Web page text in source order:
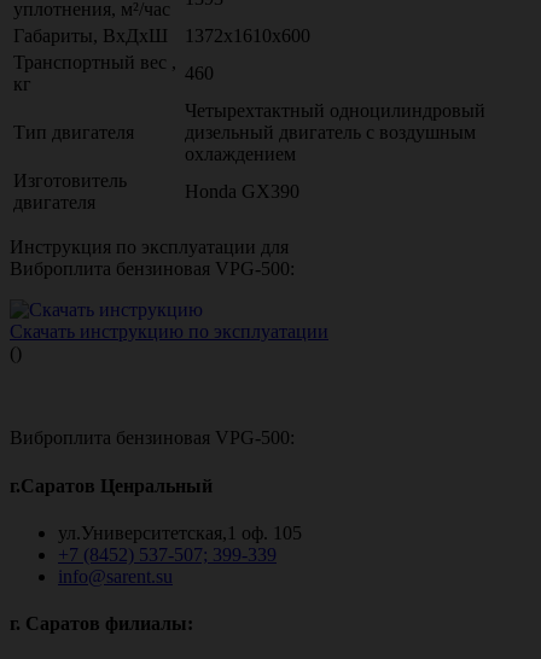
уплотнения, м²/час
Габариты, ВхДхШ
1372х1610х600
Транспортный вес ,
кг
460
Тип двигателя
Четырехтактный одноцилиндровый
дизельный двигатель с воздушным
охлаждением
Изготовитель
двигателя
Honda GX390
Инструкция по эксплуатации для
Виброплита бензиновая VPG-500:
Скачать инструкцию по эксплуатации
()
Виброплита бензиновая VPG-500:
г.Саратов Ценральный
ул.Университетская,1 оф. 105
+7 (8452) 537-507; 399-339
info@sarent.su
г. Саратов филиалы: